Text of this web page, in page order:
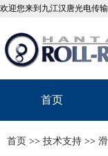
欢迎您来到九江汉唐光电传
首页
首页 >> 技术支持 >>